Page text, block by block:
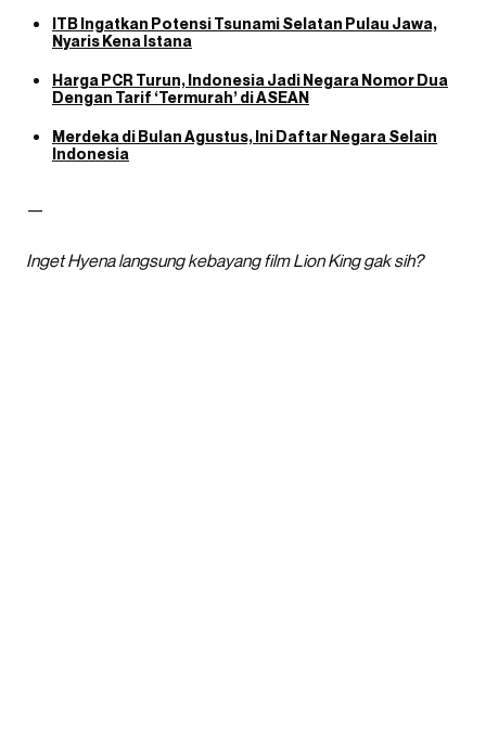
ITB Ingatkan Potensi Tsunami Selatan Pulau Jawa,
Nyaris Kena Istana
Harga PCR Turun, Indonesia Jadi Negara Nomor Dua
Dengan Tarif ‘Termurah’ di ASEAN
Merdeka di Bulan Agustus, Ini Daftar Negara Selain
Indonesia
—
Inget Hyena langsung kebayang film Lion King gak sih?